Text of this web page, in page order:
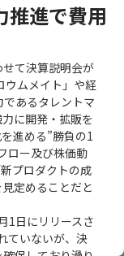
推進で費用
て決算説明会が
ウムメイト」や経
であるタレントマ
に開発・拡販を
進める”勝負の1
ロー及び株価動
プロダクトの成
定めることだと
1日にリリースさ
ていないが、決